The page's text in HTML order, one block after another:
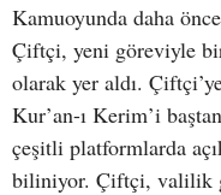
Kamuoyunda daha
Çiftçi, yeni göreviyle
olarak yer aldı.
Kur’an-ı Kerim’i
çeşitli platformlarda
biliniyor. Çiftçi, valilik